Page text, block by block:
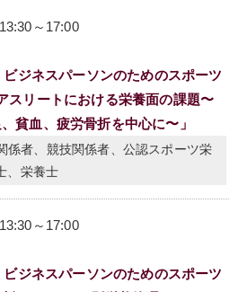
～17:00
ビジネスパーソンのためのスポーツ
スリートにおける栄養面の課題〜
貧血、疲労骨折を中心に〜」
係者、競技関係者、公認スポーツ栄
、栄養士
～17:00
ビジネスパーソンのためのスポーツ